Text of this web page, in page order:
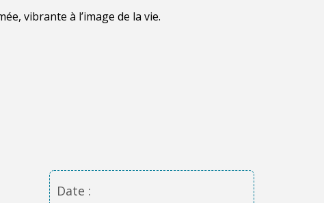
vibrante à l’image de la vie.
Date :